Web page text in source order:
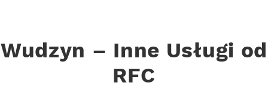
Wudzyn – Inne Usługi od
RFC